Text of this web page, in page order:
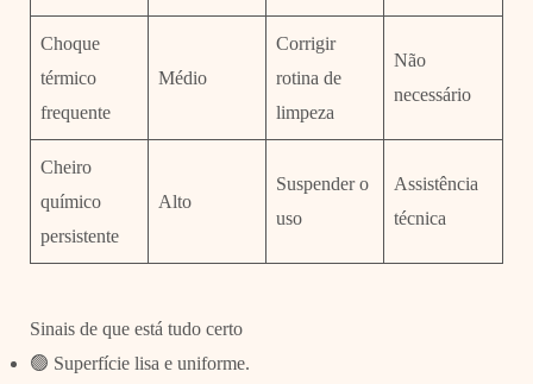
Choque
térmico
frequente
Médio
Corrigir
rotina de
limpeza
Não
necessário
Cheiro
químico
persistente
Alto
Suspender o
uso
Assistência
técnica
Sinais de que está tudo certo
🟢 Superfície lisa e uniforme.